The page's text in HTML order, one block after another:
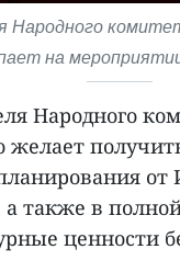
Народного
на
Народного
желает
также в
ценности